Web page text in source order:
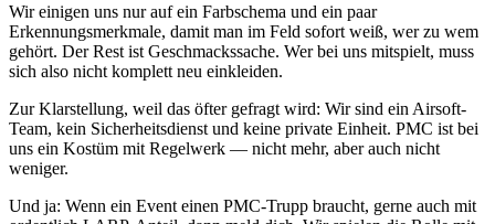
Wir einigen uns nur auf ein Farbschema und ein paar
Erkennungsmerkmale, damit man im Feld sofort weiß, wer zu wem
gehört. Der Rest ist Geschmackssache. Wer bei uns mitspielt, muss
sich also nicht komplett neu einkleiden.
Zur Klarstellung, weil das öfter gefragt wird: Wir sind ein Airsoft-
Team, kein Sicherheitsdienst und keine private Einheit. PMC ist bei
uns ein Kostüm mit Regelwerk — nicht mehr, aber auch nicht
weniger.
Und ja: Wenn ein Event einen PMC-Trupp braucht, gerne auch mit